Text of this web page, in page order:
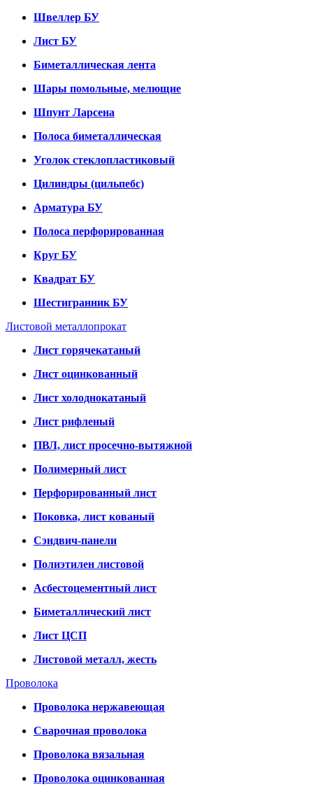
Швеллер БУ
Лист БУ
Биметаллическая лента
Шары помольные, мелющие
Шпунт Ларсена
Полоса биметаллическая
Уголок стеклопластиковый
Цилиндры (цильпебс)
Арматура БУ
Полоса перфорированная
Круг БУ
Квадрат БУ
Шестигранник БУ
Листовой металлопрокат
Лист горячекатаный
Лист оцинкованный
Лист холоднокатаный
Лист рифленый
ПВЛ, лист просечно-вытяжной
Полимерный лист
Перфорированный лист
Поковка, лист кованый
Сэндвич-панели
Полиэтилен листовой
Асбестоцементный лист
Биметаллический лист
Лист ЦСП
Листовой металл, жесть
Проволока
Проволока нержавеющая
Сварочная проволока
Проволока вязальная
Проволока оцинкованная